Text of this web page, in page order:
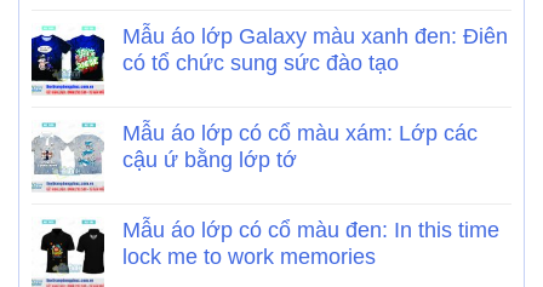
Mẫu áo lớp Galaxy màu xanh đen: Điên
có tổ chức sung sức đào tạo
Mẫu áo lớp có cổ màu xám: Lớp các
cậu ứ bằng lớp tớ
Mẫu áo lớp có cổ màu đen: In this time
lock me to work memories